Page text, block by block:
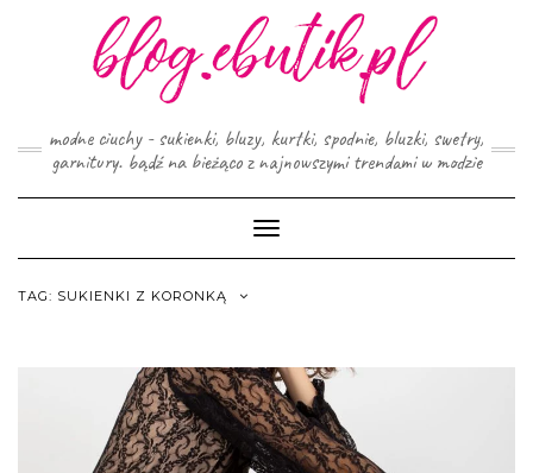
modne ciuchy - sukienki, bluzy, kurtki, spodnie, bluzki, swetry,
garnitury. bądź na bieżąco z najnowszymi trendami w modzie
Toggle
Navigation
TAG: SUKIENKI Z KORONKĄ